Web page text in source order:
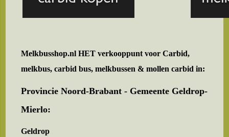
Melkbusshop.nl HET verkooppunt voorCarbid,
melkbus, carbid bus, melkbussen & mollen carbid in:
Provincie Noord-Brabant - Gemeente Geldrop-
Mierlo:
Geldrop